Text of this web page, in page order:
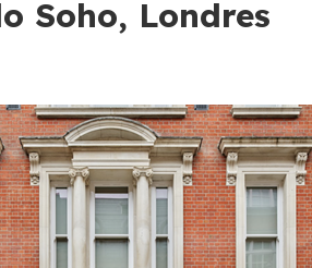
Soho, Londres